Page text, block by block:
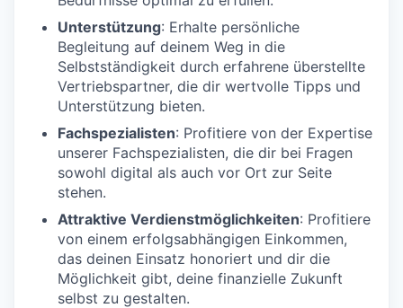
Unterstützung: Erhalte persönliche
Begleitung auf deinem Weg in die
Selbstständigkeit durch erfahrene überstellte
Vertriebspartner, die dir wertvolle Tipps und
Unterstützung bieten.
Fachspezialisten: Profitiere von der Expertise
unserer Fachspezialisten, die dir bei Fragen
sowohl digital als auch vor Ort zur Seite
stehen.
Attraktive Verdienstmöglichkeiten: Profitiere
von einem erfolgsabhängigen Einkommen,
das deinen Einsatz honoriert und dir die
Möglichkeit gibt, deine finanzielle Zukunft
selbst zu gestalten.